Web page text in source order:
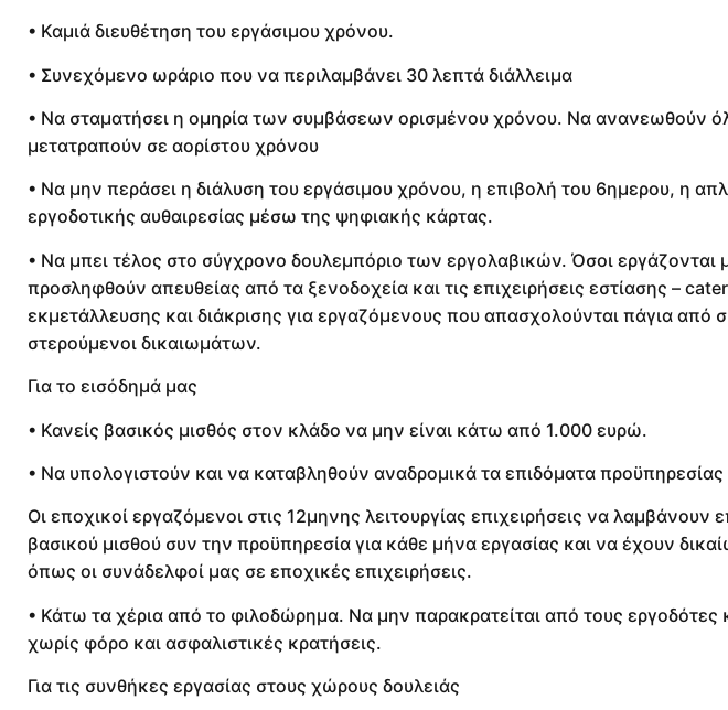
• Καμιά διευθέτηση του εργάσιμου χρόνου.
• Συνεχόμενο ωράριο που να περιλαμβάνει 30 λεπτά διάλλειμα
• Να σταματήσει η ομηρία των συμβάσεων ορισμένου χρόνου. Να ανανεωθούν
μετατραπούν σε αορίστου χρόνου
• Να μην περάσει η διάλυση του εργάσιμου χρόνου, η επιβολή του 6ημερου, η
εργοδοτικής αυθαιρεσίας μέσω της ψηφιακής κάρτας.
• Να μπει τέλος στο σύγχρονο δουλεμπόριο των εργολαβικών. Όσοι
προσληφθούν απευθείας από τα ξενοδοχεία και τις επιχειρήσεις εστίασης –
εκμετάλλευσης και διάκρισης για εργαζόμενους που απασχολούνται πάγια από
στερούμενοι δικαιωμάτων.
Για το εισόδημά μας
• Κανείς βασικός μισθός στον κλάδο να μην είναι κάτω από 1.000 ευρώ.
• Να υπολογιστούν και να καταβληθούν αναδρομικά τα επιδόματα
Οι εποχικοί εργαζόμενοι στις 12μηνης λειτουργίας επιχειρήσεις να
βασικού μισθού συν την προϋπηρεσία για κάθε μήνα εργασίας και να έχουν
όπως οι συνάδελφοί μας σε εποχικές επιχειρήσεις.
• Κάτω τα χέρια από το φιλοδώρημα. Να μην παρακρατείται από τους εργοδότες
χωρίς φόρο και ασφαλιστικές κρατήσεις.
Για τις συνθήκες εργασίας στους χώρους δουλειάς